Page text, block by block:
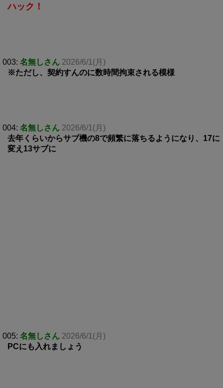
ハック！
003: 名無しさん 2026/6/1(月)
※ただし、契約すんのに数時間拘束される模様
004: 名無しさん 2026/6/1(月)
去年くらいからサブ機の8で頻繁に落ちるようになり、17に
変え13サブに
005: 名無しさん 2026/6/1(月)
PCにも入れましょう